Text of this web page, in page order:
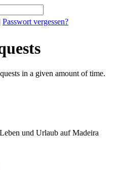
Passwort vergessen?
und Urlaub auf Madeira